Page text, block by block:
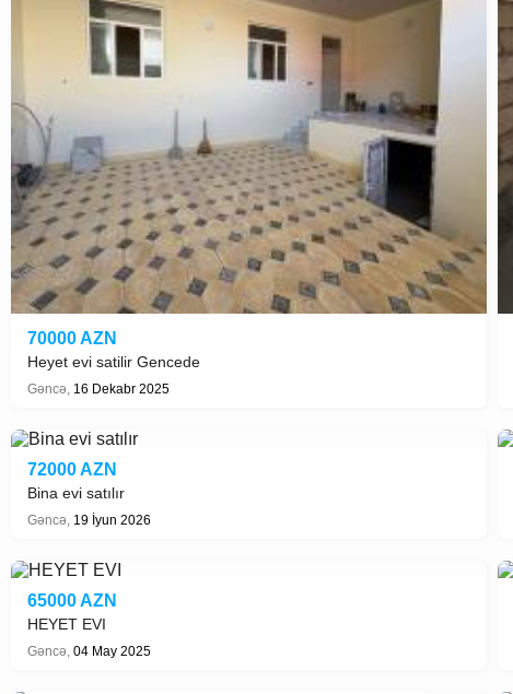
70000 AZN
Heyet evi satilir Gencede
Gəncə, 16 Dekabr 2025
72000 AZN
Bina evi satılır
Gəncə, 19 İyun 2026
65000 AZN
HEYET EVI
Gəncə, 04 May 2025